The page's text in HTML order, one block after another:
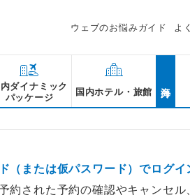
ウェブのお悩みガイド よ
ダイナミック
パッケージ
国内ホテル・旅館
（または仮パスワード）でログイ
約された予約の確認やキャンセ